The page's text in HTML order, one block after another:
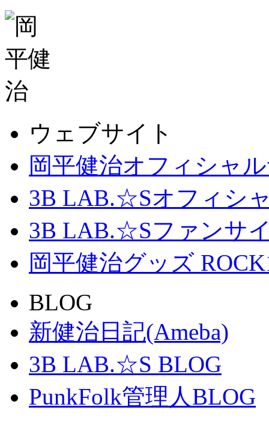
ウェブサイト
岡平健治オフィシャ
3B LAB.☆Sオフィシ
3B LAB.☆Sファンサイ
岡平健治グッズ
BLOG
新健治日記(Ameba)
3B LAB.☆S BLOG
PunkFolk管理人BLOG